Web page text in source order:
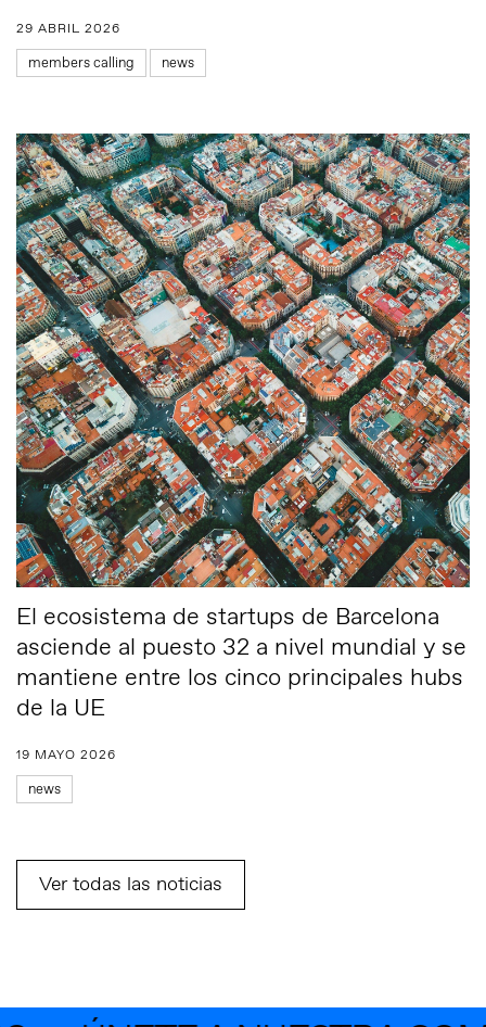
29 ABRIL 2026
members calling news
El ecosistema de startups de Barcelona
asciende al puesto 32 a nivel mundial y se
mantiene entre los cinco principales hubs
de la UE
19 MAYO 2026
news
Ver todas las noticias